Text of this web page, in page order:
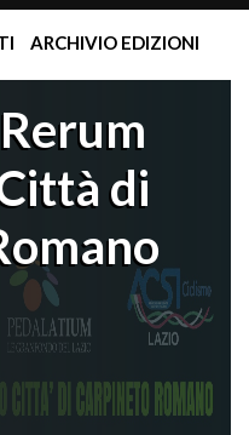
ARCHIVIO EDIZIONI
di